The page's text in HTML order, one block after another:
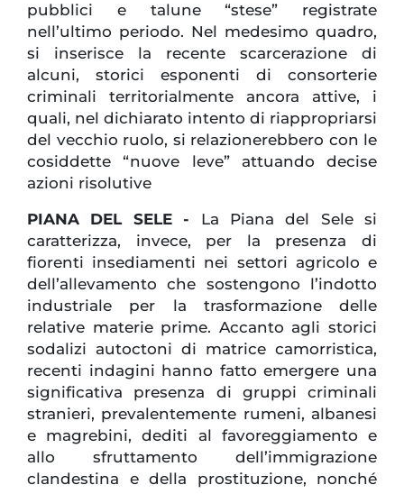
pubblici e talune “stese” registrate
nell’ultimo periodo. Nel medesimo quadro,
si inserisce la recente scarcerazione di
alcuni, storici esponenti di consorterie
criminali territorialmente ancora attive, i
quali, nel dichiarato intento di riappropriarsi
del vecchio ruolo, si relazionerebbero con le
cosiddette “nuove leve” attuando decise
azioni risolutive
PIANA DEL SELE - La Piana del Sele si
caratterizza, invece, per la presenza di
fiorenti insediamenti nei settori agricolo e
dell’allevamento che sostengono l’indotto
industriale per la trasformazione delle
relative materie prime. Accanto agli storici
sodalizi autoctoni di matrice camorristica,
recenti indagini hanno fatto emergere una
significativa presenza di gruppi criminali
stranieri, prevalentemente rumeni, albanesi
e magrebini, dediti al favoreggiamento e
allo sfruttamento dell’immigrazione
clandestina e della prostituzione, nonché